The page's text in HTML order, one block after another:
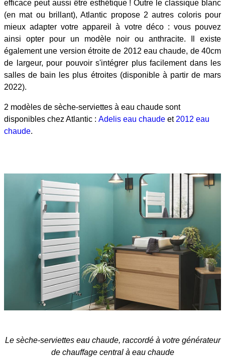
efficace peut aussi être esthétique ! Outre le classique blanc
(en mat ou brillant), Atlantic propose 2 autres coloris pour
mieux adapter votre appareil à votre déco : vous pouvez
ainsi opter pour un modèle noir ou anthracite. Il existe
également une version étroite de 2012 eau chaude, de 40cm
de largeur, pour pouvoir s'intégrer plus facilement dans les
salles de bain les plus étroites (disponible à partir de mars
2022).
2 modèles de sèche-serviettes à eau chaude sont
disponibles chez Atlantic : Adelis eau chaude et 2012 eau
chaude.
Le sèche-serviettes eau chaude, raccordé à votre générateur
de chauffage central à eau chaude